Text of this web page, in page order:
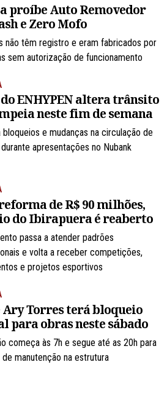
proíbe Auto Removedor
e Zero Mofo
não têm registro e eram fabricados por
sem autorização de funcionamento
ENHYPEN altera trânsito
neste fim de semana
bloqueios e mudanças na circulação de
apresentações no Nubank
de R$ 90 milhões,
do Ibirapuera é reaberto
passa a atender padrões
e volta a receber competições,
e projetos esportivos
Ary Torres terá bloqueio
para obras neste sábado
começa às 7h e segue até as 20h para
manutenção na estrutura